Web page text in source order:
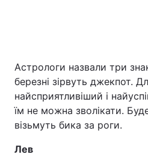
Головна
Україна
Економіка
Астрологи назвали три
березні зірвуть джекпот.
найсприятливіший і
їм не можна зволікати.
візьмуть бика за роги.
Лев